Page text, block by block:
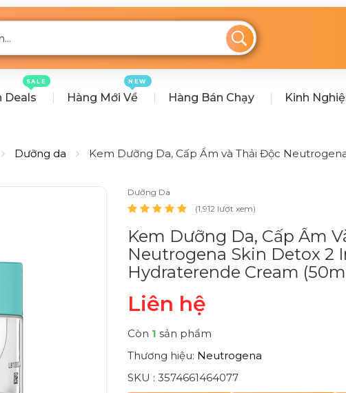
Deals
SALE
Hàng Mới Về
NEW
Hàng Bán Chạy Kinh
Dưỡng da Kem Dưỡng Da, Cấp Ẩm và Thải Độc
Dưỡng Da
(1,912 lượt xem)
Kem Dưỡng Da, Cấp Ẩm
Neutrogena Skin Detox 2
Hydraterende Cream
Liên hệ
Còn 1 sản phẩm
Thương hiệu: Neutrogena
SKU : 3574661464077